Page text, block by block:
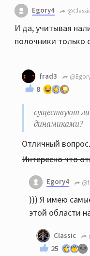
Egory4
И да, учитывая
полочники только
frad3
8
существуют
динамиками?
Отличный
Интересно что
Egory4
))) Я имею
этой области
Classic
25